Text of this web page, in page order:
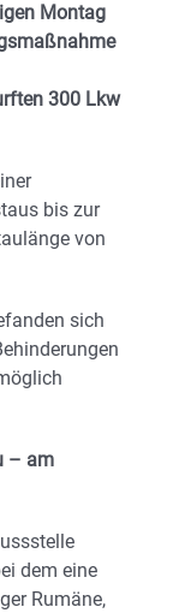
Montag
300 Lkw
bis zur
von
sich
– am
dem eine
Rumäne,